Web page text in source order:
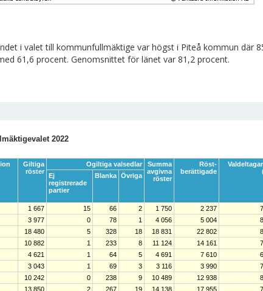
i valet till kommunfullmäktige var högst i Piteå kommun där
61,6 procent. Genomsnittet för länet var 81,2 procent.
2022
Giltiga
röster
Ogiltiga valsedlar
Summa
avgivna
röster
Röst-
berättigade
Ej
registrerade
partier
Blanka Övriga
1 667 15 66 2 1 750 2 237
3 977 0 78 1 4 056 5 004
18 480 5 328 18 18 831 22 802
10 882 1 233 8 11 124 14 161
4 621 1 64 5 4 691 7 610
3 043 1 69 3 3 116 3 990
10 242 0 238 9 10 489 12 938
13 850 2 267 19 14 138 17 955